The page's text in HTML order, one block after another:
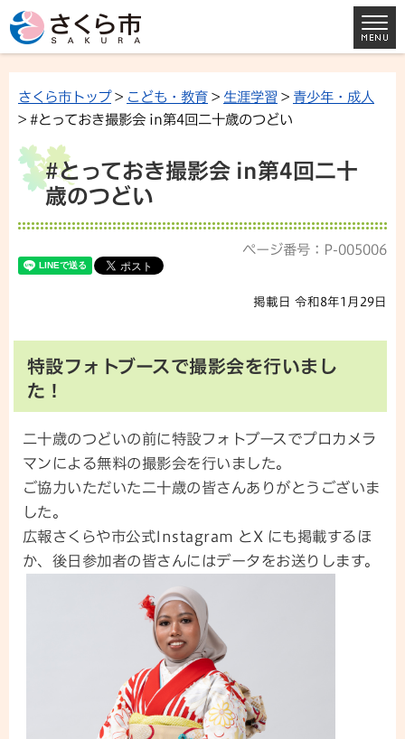
さくら市トップ> こども・教育 > 生涯学習 > 青少年・成人
> #とっておき撮影会 in第4回二十歳のつどい
#とっておき撮影会 in第4回二十
歳のつどい
ページ番号：P-005006
掲載日 令和8年1月29日
特設フォトブースで撮影会を行いまし
た！
二十歳のつどいの前に特設フォトブースでプロカメラ
マンによる無料の撮影会を行いました。
ご協力いただいた二十歳の皆さんありがとうございま
した。
広報さくらや市公式Instagram とX にも掲載するほ
か、後日参加者の皆さんにはデータをお送りします。